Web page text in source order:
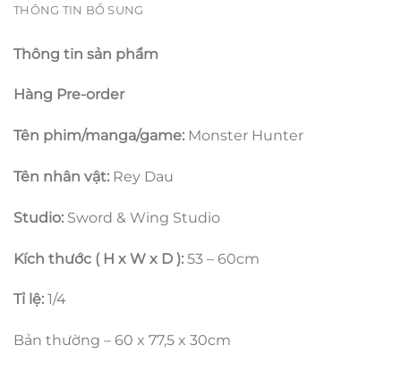
THÔNG TIN BỔ SUNG
Thông tin sản phẩm
Hàng Pre-order
Tên phim/manga/game: Monster Hunter
Tên nhân vật: Rey Dau
Studio: Sword & Wing Studio
Kích thước ( H x W x D ): 53 – 60cm
Tỉ lệ: 1/4
Bản thường – 60 x 77,5 x 30cm